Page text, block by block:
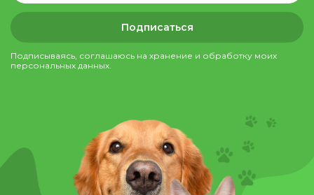
Подписаться
Подписываясь, соглашаюсь на хранение и обработку моих
персональных данных.